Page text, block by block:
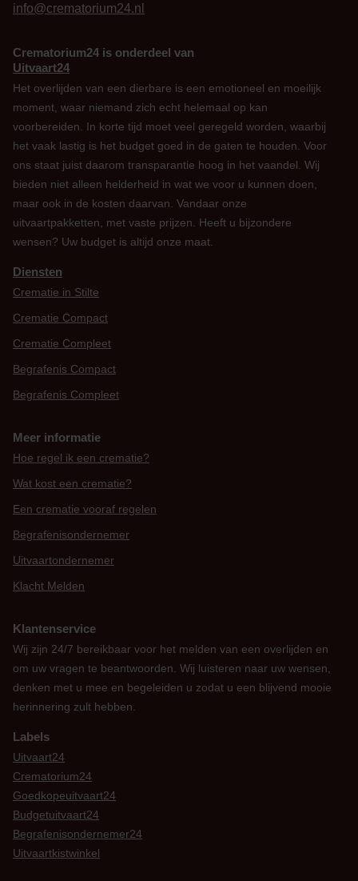
info@crematorium24.nl
Crematorium24 is onderdeel van
Uitvaart24
Het overlijden van een dierbare is een emotioneel en moeilijk
moment, waar niemand zich echt helemaal op kan
voorbereiden. In korte tijd moet veel geregeld worden, waarbij
het vaak lastig is het budget goed in de gaten te houden. Voor
ons staat juist daarom transparantie hoog in het vaandel. Wij
bieden niet alleen helderheid in wat we voor u kunnen doen,
maar ook in de kosten daarvan. Vandaar onze
uitvaartpakketten, met vaste prijzen. Heeft u bijzondere
wensen? Uw budget is altijd onze maat.
Diensten
Crematie in Stilte
Crematie Compact
Crematie Compleet
Begrafenis Compact
Begrafenis Compleet
Meer informatie
Hoe regel ik een crematie?
Wat kost een crematie?
Een crematie vooraf regelen
Begrafenisondernemer
Uitvaartondernemer
Klacht Melden
Klantenservice
Wij zijn 24/7 bereikbaar voor het melden van een overlijden en
om uw vragen te beantwoorden. Wij luisteren naar uw wensen,
denken met u mee en begeleiden u zodat u een blijvend mooie
herinnering zult hebben.
Labels
Uitvaart24
Crematorium24
Goedkopeuitvaart24
Budgetuitvaart24
Begrafenisondernemer24
Uitvaartkistwinkel